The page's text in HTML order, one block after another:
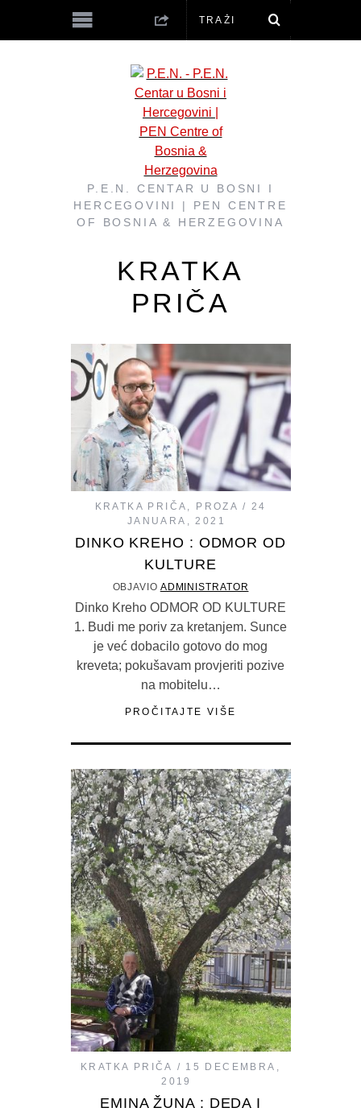
P.E.N. CENTAR U BOSNI I
HERCEGOVINI | PEN CENTRE
OF BOSNIA & HERZEGOVINA
KRATKA
PRIČA
KRATKA PRIČA , PROZA
24
JANUARA, 2021
DINKO KREHO : ODMOR OD
KULTURE
OBJAVIO ADMINISTRATOR
Dinko Kreho ODMOR OD KULTURE
1. Budi me poriv za kretanjem. Sunce
je već dobacilo gotovo do mog
kreveta; pokušavam provjeriti pozive
na mobitelu…
PROČITAJTE VIŠE
KRATKA PRIČA
15 DECEMBRA,
2019
EMINA ŽUNA : DEDA I